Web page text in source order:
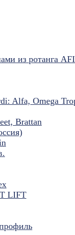
из ротанга
Alfa, Omega
Brattan
LIFT